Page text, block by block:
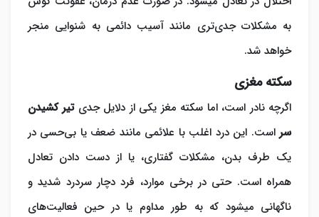
به مشکلات جدی‌تری مانند آسیب دائمی به شنوایی منجر
خواهد شد.
سکته مغزی
اگرچه نادر است، اما سکته مغز یکی از دلایل جدیتیر کشیدن
سراست. این درد اغلب با علائمی مانند ضعف یا بی‌حسی در
یک طرف بدن، مشکلات گفتاری، یا از دست دادن تعادل
همراه است. حتی در برخی موارد، فرد دچار سردرد شدید و
ناگهانی می‎شود که به طور مداوم یا در حین فعالیت‌های